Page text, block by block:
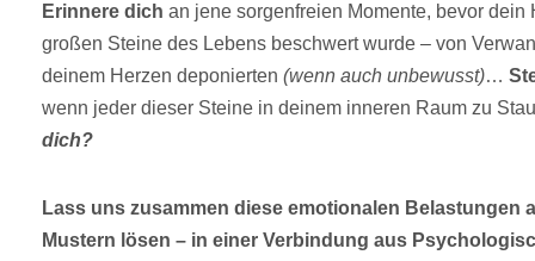
Erinnere dich an jene sorgenfreien Momente, bevor
großen Steine des Lebens beschwert wurde – von
deinem Herzen deponierten (wenn auch unbewusst)…
wenn jeder dieser Steine in deinem inneren Raum zu
dich?
Lass uns zusammen diese emotionalen Belastungen
Mustern lösen – in einer Verbindung aus